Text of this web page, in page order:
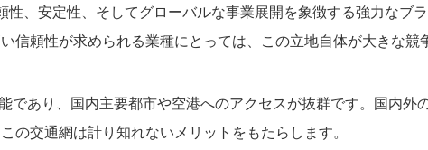
、安定性、そしてグローバルな事業展開を象徴する強力なブ
信頼性が求められる業種にとっては、この立地自体が大きな競
あり、国内主要都市や空港へのアクセスが抜群です。国内外
交通網は計り知れないメリットをもたらします。